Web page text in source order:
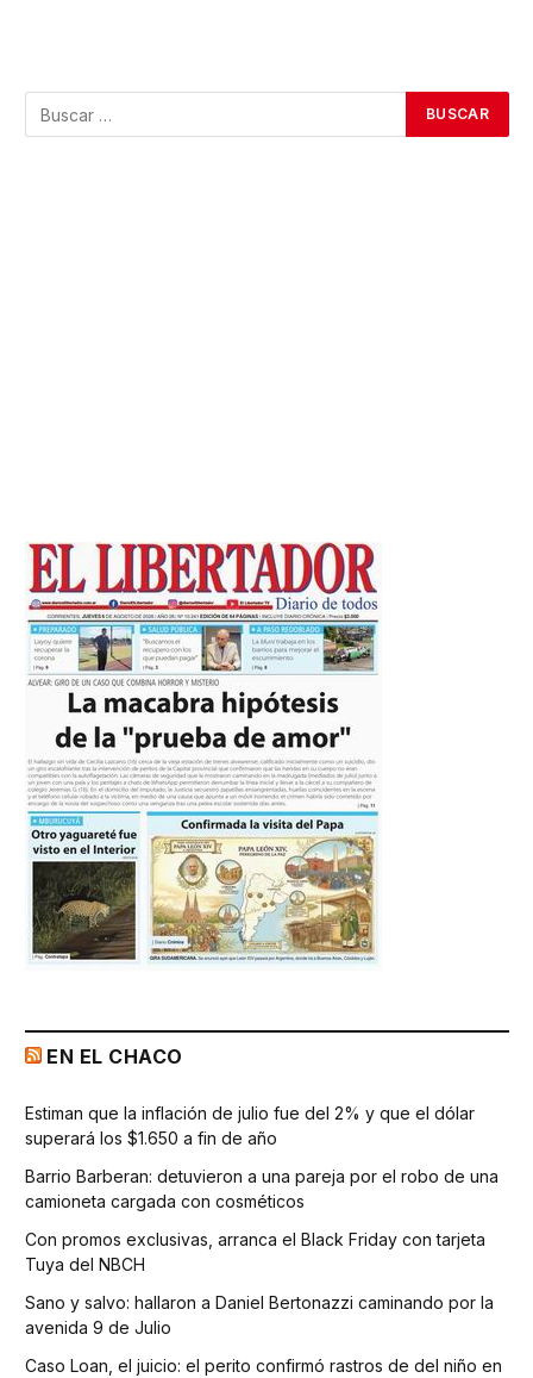
EN EL CHACO
Estiman que la inflación de julio fue del 2% y que el dólar
superará los $1.650 a fin de año
Barrio Barberan: detuvieron a una pareja por el robo de una
camioneta cargada con cosméticos
Con promos exclusivas, arranca el Black Friday con tarjeta
Tuya del NBCH
Sano y salvo: hallaron a Daniel Bertonazzi caminando por la
avenida 9 de Julio
Caso Loan, el juicio: el perito confirmó rastros de del niño en